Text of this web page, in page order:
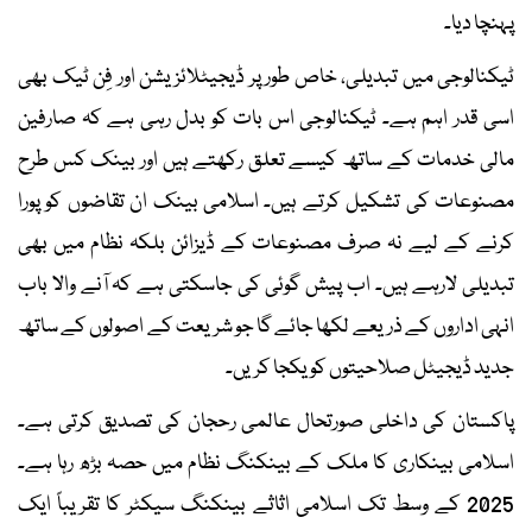
پہنچا دیا۔
ٹیکنالوجی میں تبدیلی، خاص طور پر ڈیجیٹلائزیشن اور فِن ٹیک بھی
اسی قدر اہم ہے۔ ٹیکنالوجی اس بات کو بدل رہی ہے کہ صارفین
مالی خدمات کے ساتھ کیسے تعلق رکھتے ہیں اور بینک کس طرح
مصنوعات کی تشکیل کرتے ہیں۔ اسلامی بینک ان تقاضوں کو پورا
کرنے کے لیے نہ صرف مصنوعات کے ڈیزائن بلکہ نظام میں بھی
تبدیلی لارہے ہیں۔ اب پیش گوئی کی جاسکتی ہے کہ آنے والا باب
انہی اداروں کے ذریعے لکھا جائے گا جو شریعت کے اصولوں کے ساتھ
جدید ڈیجیٹل صلاحیتوں کو یکجا کریں۔
پاکستان کی داخلی صورتحال عالمی رحجان کی تصدیق کرتی ہے۔
اسلامی بینکاری کا ملک کے بینکنگ نظام میں حصہ بڑھ رہا ہے۔
2025 کے وسط تک اسلامی اثاثے بینکنگ سیکٹر کا تقریباً ایک